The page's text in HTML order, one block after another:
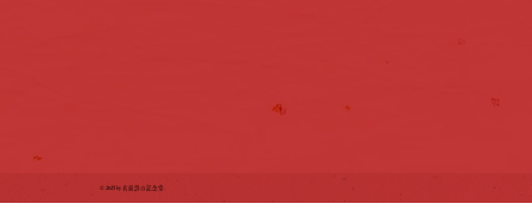
© 2025 by 名前詩の記念堂.